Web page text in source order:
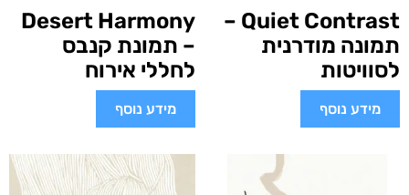
Quiet Contrast –
תמונה מודרנית
לסוויטות
מידע נוסף
Desert Harmony
– תמונת קנבס
לחללי אירוח
מידע נוסף